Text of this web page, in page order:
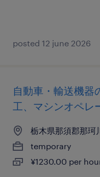
posted 12 june 2026
自動車・輸送機器
工、マシンオペレ
栃木県那須郡那珂
temporary
¥1230.00 per